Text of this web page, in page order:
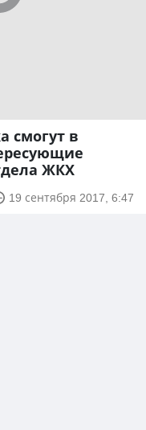
смогут в
ЖКХ
19 сентября 2017, 6:47